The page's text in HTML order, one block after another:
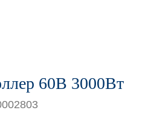
60В 3000Вт